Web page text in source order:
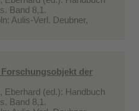
Band 8,1.
Aulis-Verl. Deubner,
der
Eberhard (ed.): Handbuch
Band 8,1.